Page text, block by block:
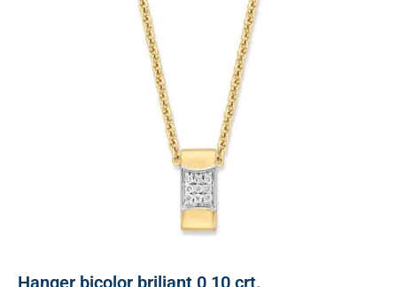
Hanger bicolor briljant 0,10 crt.